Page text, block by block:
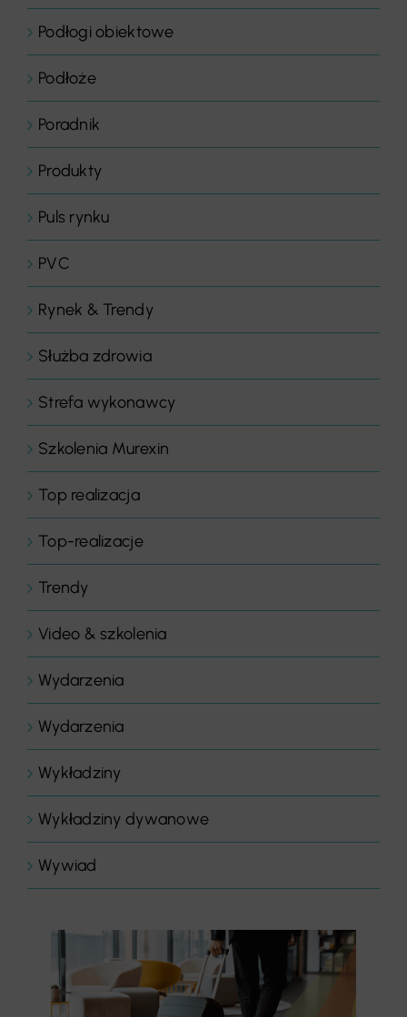
Podłogi obiektowe
Podłoże
Poradnik
Produkty
Puls rynku
PVC
Rynek & Trendy
Służba zdrowia
Strefa wykonawcy
Szkolenia Murexin
Top realizacja
Top-realizacje
Trendy
Video & szkolenia
Wydarzenia
Wydarzenia
Wykładziny
Wykładziny dywanowe
Wywiad